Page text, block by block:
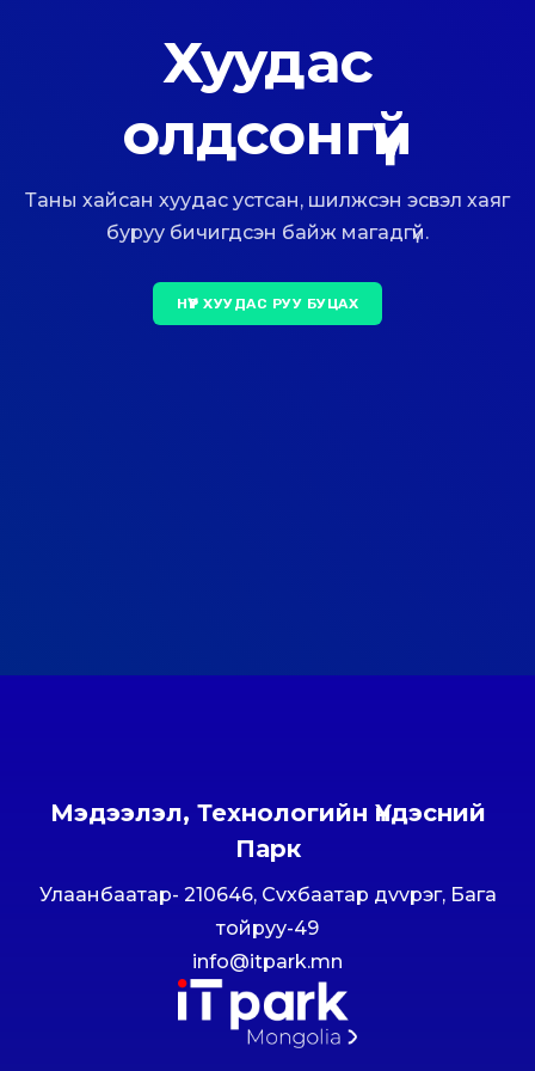
Хуудас
олдсонгүй
Таны хайсан хуудас устсан, шилжсэн эсвэл хаяг
буруу бичигдсэн байж магадгүй.
НҮҮР ХУУДАС РУУ БУЦАХ
Мэдээлэл, Технологийн Үндэсний
Парк
Улаанбаатар- 210646, Сvхбаатар дvvрэг, Бага
тойруу-49
info@itpark.mn